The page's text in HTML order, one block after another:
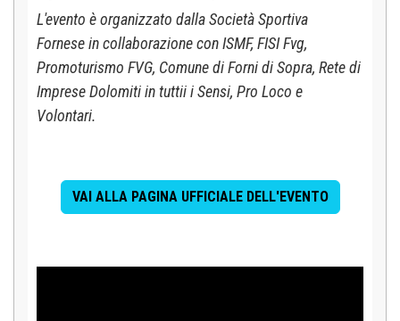
L'evento è organizzato dalla Società Sportiva
Fornesein collaborazione con ISMF, FISI Fvg,
Promoturismo FVG, Comune di Forni di Sopra, Rete di
Imprese Dolomiti in tuttii i Sensi, Pro Loco e
Volontari.
VAI ALLA PAGINA UFFICIALE DELL'EVENTO